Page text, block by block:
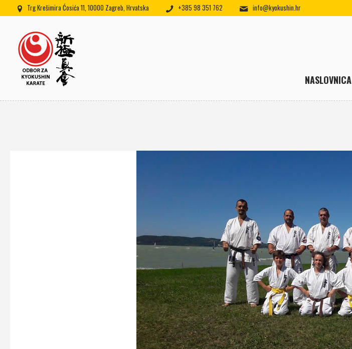
Trg Krešimira Ćosića 11, 10000 Zagreb, Hrvatska +385 98 351 762 info@kyokushin.hr
NASLOVNICA